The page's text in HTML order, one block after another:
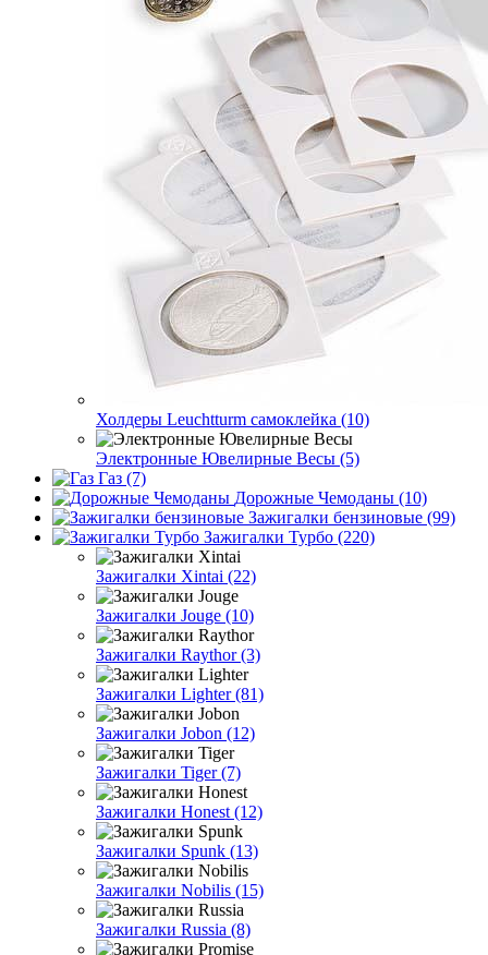
Холдеры Leuchtturm самоклейка (10)
Электронные Ювелирные Весы (5)
Газ (7)
Дорожные Чемоданы (10)
Зажигалки бензиновые (99)
Зажигалки Турбо (220)
Зажигалки Xintai (22)
Зажигалки Jouge (10)
Зажигалки Raythor (3)
Зажигалки Lighter (81)
Зажигалки Jobon (12)
Зажигалки Tiger (7)
Зажигалки Honest (12)
Зажигалки Spunk (13)
Зажигалки Nobilis (15)
Зажигалки Russia (8)